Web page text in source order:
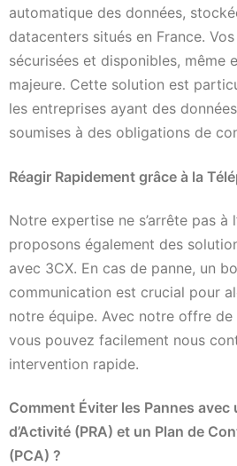
automatique des données,
datacenters situés en France.
sécurisées et disponibles, même
majeure. Cette solution est
les entreprises ayant des
soumises à des obligations de
Réagir Rapidement grâce à la
Notre expertise ne s’arrête pas à
proposons également des
avec 3CX. En cas de panne, un
communication est crucial pour
notre équipe. Avec notre offre
vous pouvez facilement nous
intervention rapide.
Comment Éviter les Pannes avec
d’Activité (PRA) et un Plan de
(PCA) ?